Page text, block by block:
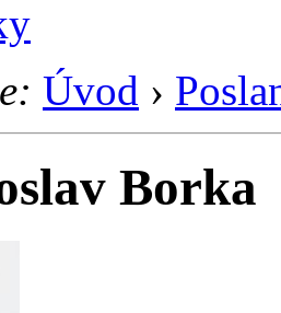
Úvod ›
Borka